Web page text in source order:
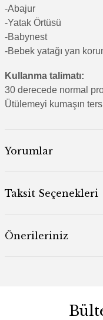
-Abajur
-Yatak Örtüsü
-Babynest
-Bebek yatağı yan
Kullanma talimatı:
30 derecede normal
Ütülemeyi kumaşın
Yorumlar
Taksit Seçenekleri
Önerileriniz